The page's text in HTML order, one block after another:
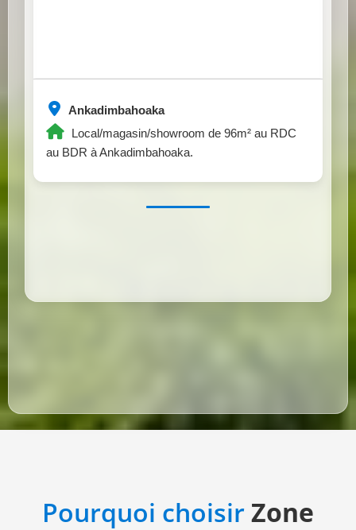
Ankadimbahoaka
Local/magasin/showroom de 96m² au RDC
au BDR à Ankadimbahoaka.
Pourquoi choisirZone